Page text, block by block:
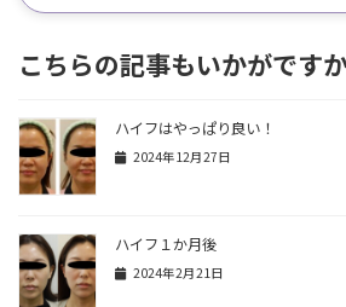
こちらの記事もいかがです
ハイフはやっぱり良い！
2024年12月27日
ハイフ１か月後
2024年2月21日